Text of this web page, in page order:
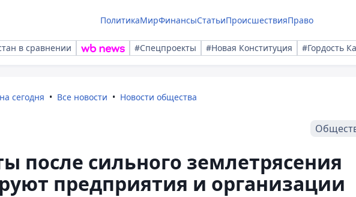
ПолитикаМирФинансыСтатьиПроисшествияПраво
в сравнении #Спецпроекты #Новая Конституция #Гордость
сегодня Все новости Новости общества
после сильного землетрясения
предприятия и организации